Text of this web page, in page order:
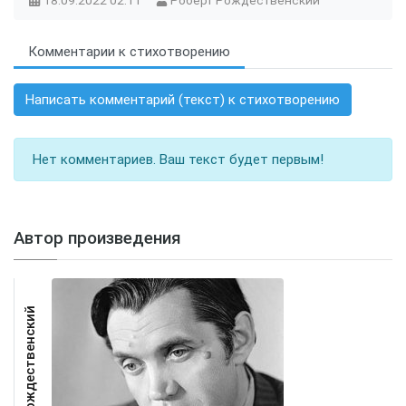
Комментарии к стихотворению
Написать комментарий (текст) к стихотворению
Нет комментариев. Ваш текст будет первым!
Автор произведения